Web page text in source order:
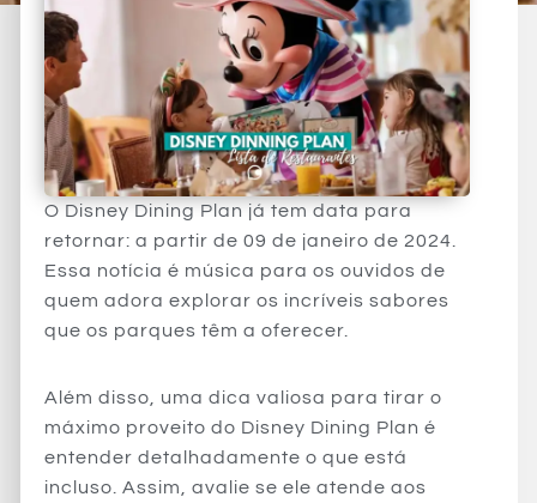
O Disney Dining Plan já tem data para
retornar: a partir de 09 de janeiro de 2024.
Essa notícia é música para os ouvidos de
quem adora explorar os incríveis sabores
que os parques têm a oferecer.
Além disso, uma dica valiosa para tirar o
máximo proveito do Disney Dining Plan é
entender detalhadamente o que está
incluso. Assim, avalie se ele atende aos